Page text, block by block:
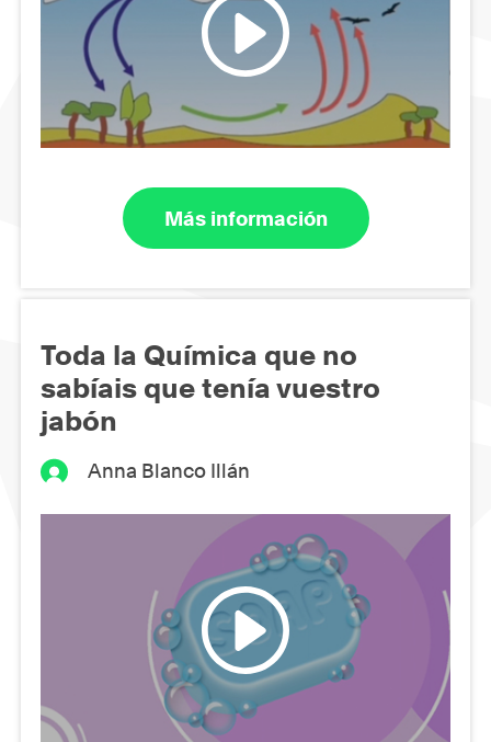
Más información
Toda la Química que no
sabíais que tenía vuestro
jabón
Anna Blanco Illán